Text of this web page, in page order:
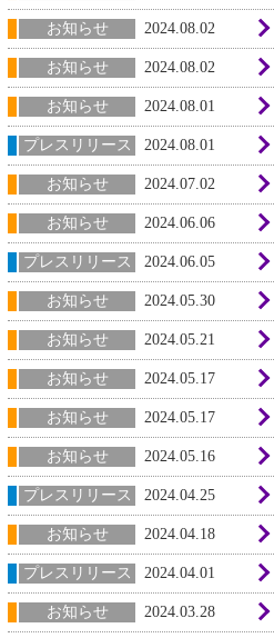
お知らせ 2024.08.02
お知らせ 2024.08.02
お知らせ 2024.08.01
プレスリリース 2024.08.01
お知らせ 2024.07.02
お知らせ 2024.06.06
プレスリリース 2024.06.05
お知らせ 2024.05.30
お知らせ 2024.05.21
お知らせ 2024.05.17
お知らせ 2024.05.17
お知らせ 2024.05.16
プレスリリース 2024.04.25
お知らせ 2024.04.18
プレスリリース 2024.04.01
お知らせ 2024.03.28